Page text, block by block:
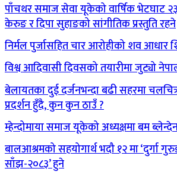
पाँचथर समाज सेवा यूकेको वार्षिक भेटघाट २३
केरुङ र दिपा सुहाङको सांगीतिक प्रस्तुति रहने
निर्मल पुर्जासहित चार आरोहीको शव आधार
विश्व आदिवासी दिवसको तयारीमा जुट्यो
बेलायतका दुई दर्जनभन्दा बढी सहरमा
प्रदर्शन हुँदै, कुन कुन ठाउँ ?
म्हेन्दोमाया समाज यूकेको अध्यक्षमा बम
बालआश्रमको सहयोगार्थ भदौ १२ मा ‘दुर्गा
साँझ-२०८३’ हुने